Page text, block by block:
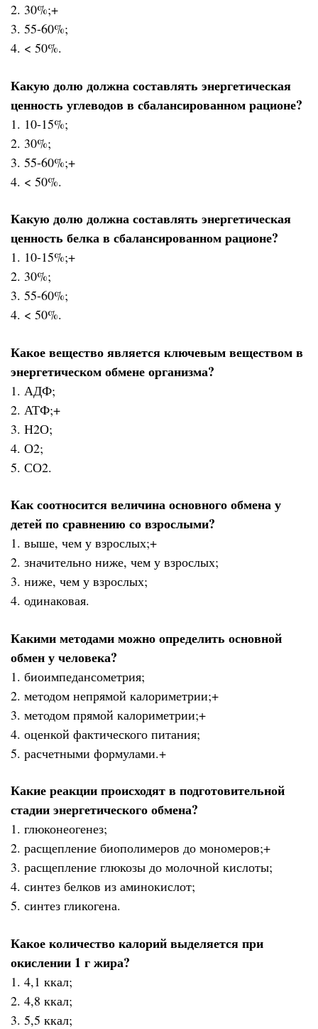
2. 30%;+
3. 55-60%;
4. < 50%.
Какую долю должна составлять энергетическая
ценность углеводов в сбалансированном рационе?
1. 10-15%;
2. 30%;
3. 55-60%;+
4. < 50%.
Какую долю должна составлять энергетическая
ценность белка в сбалансированном рационе?
1. 10-15%;+
2. 30%;
3. 55-60%;
4. < 50%.
Какое вещество является ключевым веществом в
энергетическом обмене организма?
1. АДФ;
2. АТФ;+
3. Н2О;
4. О2;
5. СО2.
Как соотносится величина основного обмена у
детей по сравнению со взрослыми?
1. выше, чем у взрослых;+
2. значительно ниже, чем у взрослых;
3. ниже, чем у взрослых;
4. одинаковая.
Какими методами можно определить основной
обмен у человека?
1. биоимпедансометрия;
2. методом непрямой калориметрии;+
3. методом прямой калориметрии;+
4. оценкой фактического питания;
5. расчетными формулами.+
Какие реакции происходят в подготовительной
стадии энергетического обмена?
1. глюконеогенез;
2. расщепление биополимеров до мономеров;+
3. расщепление глюкозы до молочной кислоты;
4. синтез белков из аминокислот;
5. синтез гликогена.
Какое количество калорий выделяется при
окислении 1 г жира?
1. 4,1 ккал;
2. 4,8 ккал;
3. 5,5 ккал;